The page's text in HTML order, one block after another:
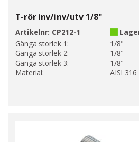
T-rör inv/inv/utv 1/8"
Artikelnr: CP212-1
Gänga storlek 1:
1/8"
Gänga storlek 2:
1/8"
Gänga storlek 3:
1/8"
Material:
AISI 316